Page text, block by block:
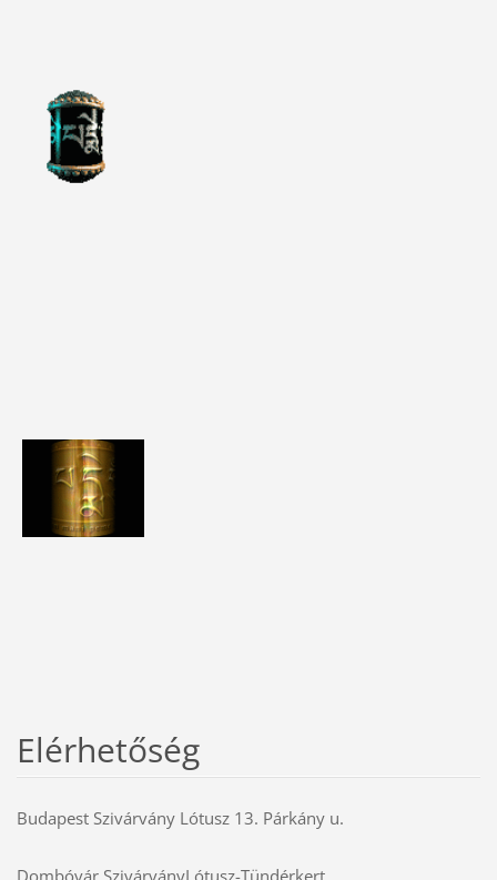
Elérhetőség
Budapest Szivárvány Lótusz 13. Párkány u.
Dombóvár SzivárványLótusz-Tündérkert